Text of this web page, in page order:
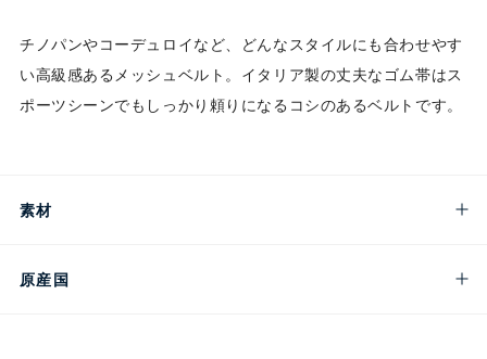
チノパンやコーデュロイなど、どんなスタイルにも合わせやす
い高級感あるメッシュベルト。イタリア製の丈夫なゴム帯はス
ポーツシーンでもしっかり頼りになるコシのあるベルトです。
素材
原産国